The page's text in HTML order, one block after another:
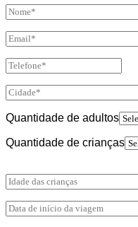
Quantidade de adultos
Quantidade de crianças